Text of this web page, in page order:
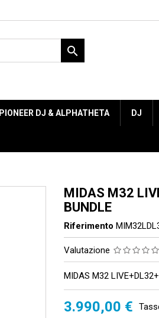

PIONEER DJ & ALPHATHETA DJ
MIDAS M32
BUNDLE
Riferimento
Valutazione
MIDAS M32
3.990,00 €